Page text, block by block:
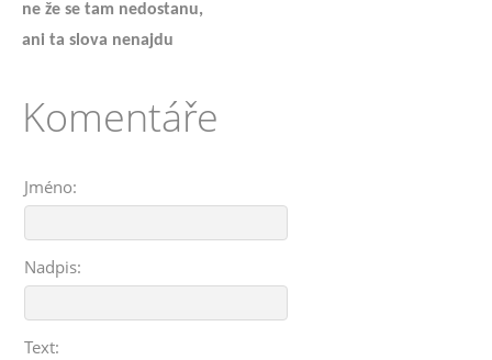
ne že se tam nedostanu,
ani ta slova nenajdu
Komentáře
Jméno:
Nadpis:
Text: